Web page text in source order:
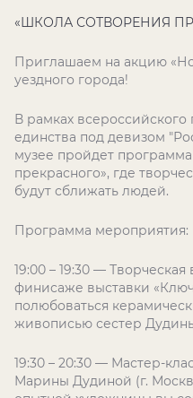
«ШКОЛА СОТВОРЕНИЯ
Приглашаем на акцию
уездного города!
В рамках
единства под девизом
музее пройдет
прекрасного», где
будут сближать людей.
Программа мероприятия:
19:00 – 19:30 —
финисаже выставки
полюбоваться
живописью сестер
19:30 – 20:30 — Мастер-
Марины Дудиной (г.